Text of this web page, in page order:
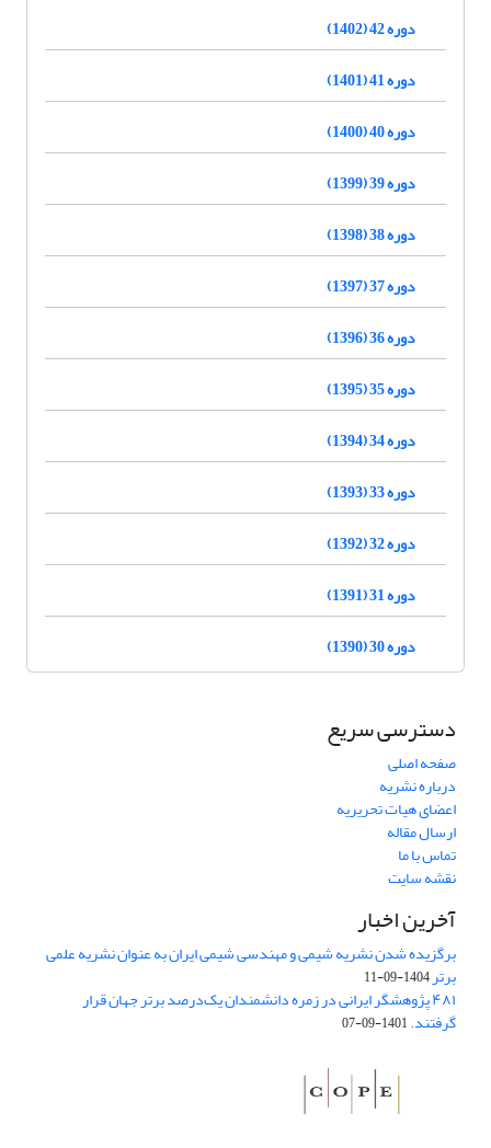
دوره 42 (1402)
دوره 41 (1401)
دوره 40 (1400)
دوره 39 (1399)
دوره 38 (1398)
دوره 37 (1397)
دوره 36 (1396)
دوره 35 (1395)
دوره 34 (1394)
دوره 33 (1393)
دوره 32 (1392)
دوره 31 (1391)
دوره 30 (1390)
دسترسی سریع
صفحه اصلی
درباره نشریه
اعضای هیات تحریریه
ارسال مقاله
تماس با ما
نقشه سایت
آخرین اخبار
برگزیده شدن نشریه شیمی و مهندسی شیمی ایران به عنوان نشریه علمی
برتر1404-09-11
۴۸۱ پژوهشگر ایرانی در زمره دانشمندان یک‌درصد برتر جهان قرار
گرفتند.1401-09-07